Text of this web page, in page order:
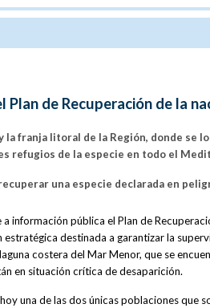
de Recuperación de la
franja litoral de la Región, donde se
refugios de la especie en todo el
una especie declarada en
información pública el Plan de
estratégica destinada a garantizar la
costera del Mar Menor, que se
en situación crítica de desaparición.
una de las dos únicas poblaciones que